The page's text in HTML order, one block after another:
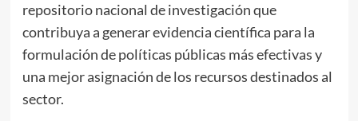
repositorio nacional de investigación que
contribuya a generar evidencia científica para la
formulación de políticas públicas más efectivas y
una mejor asignación de los recursos destinados al
sector.